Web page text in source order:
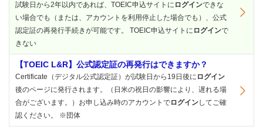
試験日から2年以内であれば、TOEIC申込サイトに ログインできな
い場合でも（または、アカウントを利用停止した場合でも）、公式
認定証の再発行手続きが可能です。 TOEIC申込サイトに ログインで
きない
【TOEIC L&R】公式認定証の再発行はできますか？
Certificate（デジタル公式認定証）が試験日から19日後に ログイン
後のページに発行されます。（日米の祝日の影響により、遅れる場
合がございます。）お申し込み時のアカウントでログインしてご確
認ください。 ※団体